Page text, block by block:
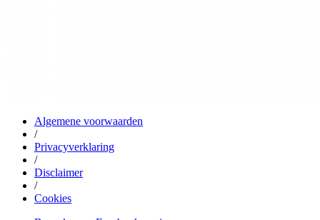
Algemene voorwaarden
/
Privacyverklaring
/
Disclaimer
/
Cookies